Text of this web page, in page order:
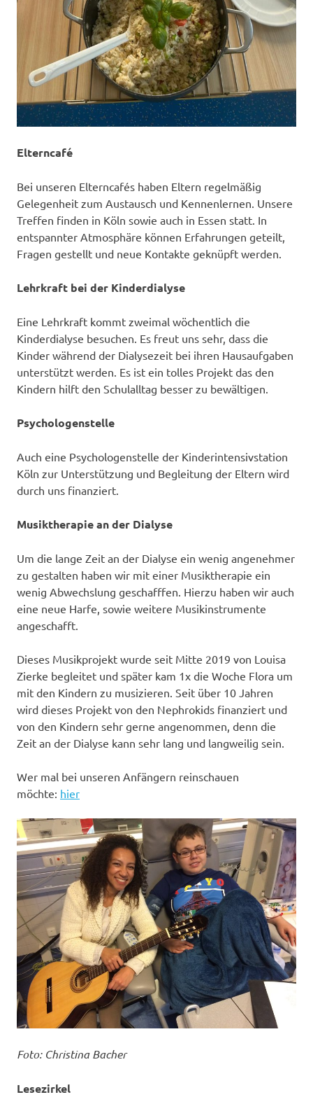
Elterncafé
Bei unseren Elterncafés haben Eltern regelmäßig
Gelegenheit zum Austausch und Kennenlernen. Unsere
Treffen finden in Köln sowie auch in Essen statt. In
entspannter Atmosphäre können Erfahrungen geteilt,
Fragen gestellt und neue Kontakte geknüpft werden.
Lehrkraft bei der Kinderdialyse
Eine Lehrkraft kommt zweimal wöchentlich die
Kinderdialyse besuchen. Es freut uns sehr, dass die
Kinder während der Dialysezeit bei ihren Hausaufgaben
unterstützt werden. Es ist ein tolles Projekt das den
Kindern hilft den Schulalltag besser zu bewältigen.
Psychologenstelle
Auch eine Psychologenstelle der Kinderintensivstation
Köln zur Unterstützung und Begleitung der Eltern wird
durch uns finanziert.
Musiktherapie an der Dialyse
Um die lange Zeit an der Dialyse ein wenig angenehmer
zu gestalten haben wir mit einer Musiktherapie ein
wenig Abwechslung geschafffen. Hierzu haben wir auch
eine neue Harfe, sowie weitere Musikinstrumente
angeschafft.
Dieses Musikprojekt wurde seit Mitte 2019 von Louisa
Zierke begleitet und später kam 1x die Woche Flora um
mit den Kindern zu musizieren. Seit über 10 Jahren
wird dieses Projekt von den Nephrokids finanziert und
von den Kindern sehr gerne angenommen, denn die
Zeit an der Dialyse kann sehr lang und langweilig sein.
Wer mal bei unseren Anfängern reinschauen
möchte: hier
Foto: Christina Bacher
Lesezirkel